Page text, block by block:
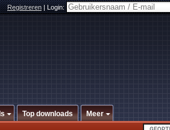
Registreren|Login:
Top downloads Meer